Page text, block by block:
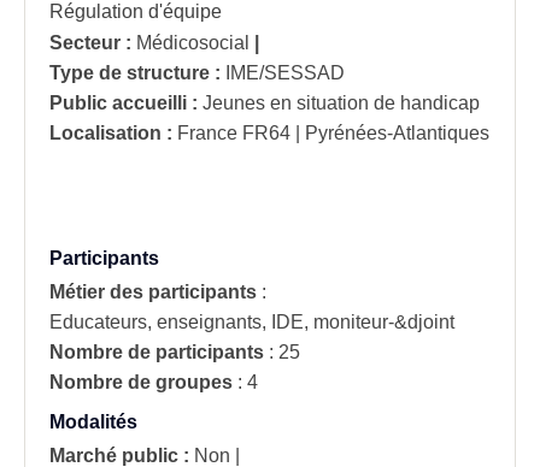
Régulation d'équipe
Secteur : Médicosocial
Type de structure :
IME/SESSAD
Public accueilli : Jeunes en situation de handicap
Localisation : France FR64 | Pyrénées-Atlantiques
Participants
Métier des participants :
Educateurs, enseignants, IDE, moniteur-&djoint
Nombre de participants : 25
Nombre de groupes : 4
Modalités
Marché public : Non